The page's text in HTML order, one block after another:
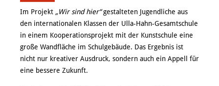
Im Projekt „Wir sind hier“gestalteten Jugendliche aus
den internationalen Klassen der Ulla-Hahn-Gesamtschule
in einem Kooperationsprojekt mit der Kunstschule eine
große Wandfläche im Schulgebäude. Das Ergebnis ist
nicht nur kreativer Ausdruck, sondern auch ein Appell für
eine bessere Zukunft.